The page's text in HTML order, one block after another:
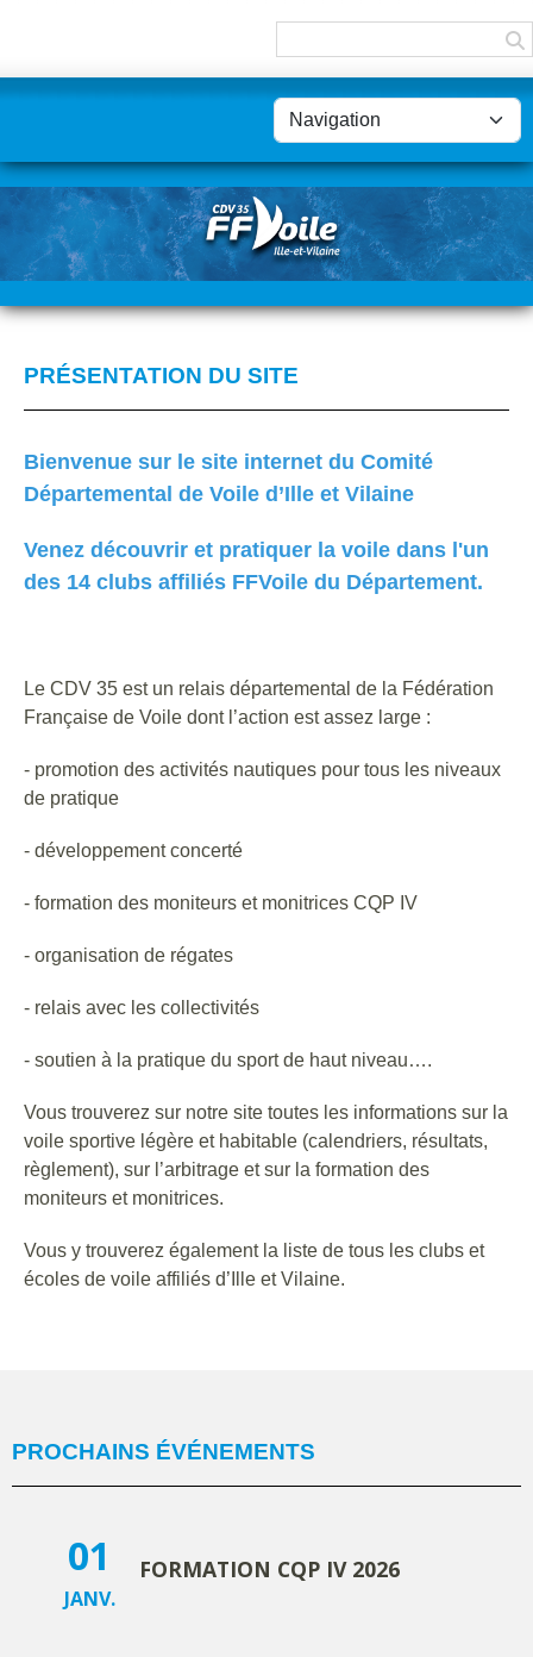
PRÉSENTATION DU SITE
Bienvenue sur le site internet du Comité
Départemental de Voile d’Ille et Vilaine
Venez découvrir et pratiquer la voile dans l'un
des 14 clubs affiliés FFVoile du Département.
Le CDV 35 est un relais départemental de la Fédération
Française de Voile dont l’action est assez large :
- promotion des activités nautiques pour tous les niveaux
de pratique
- développement concerté
- formation des moniteurs et monitrices CQP IV
- organisation de régates
- relais avec les collectivités
- soutien à la pratique du sport de haut niveau….
Vous trouverez sur notre site toutes les informations sur la
voile sportive légère et habitable (calendriers, résultats,
règlement), sur l’arbitrage et sur la formation des
moniteurs et monitrices.
Vous y trouverez également la liste de tous les clubs et
écoles de voile affiliés d’Ille et Vilaine.
PROCHAINS ÉVÉNEMENTS
01
JANV.
FORMATION CQP IV 2026